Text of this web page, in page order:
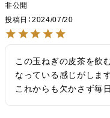
非公開
投稿日
2024/07/20
この玉ねぎの皮茶を飲
なっている感じがします
これからも欠かさず毎